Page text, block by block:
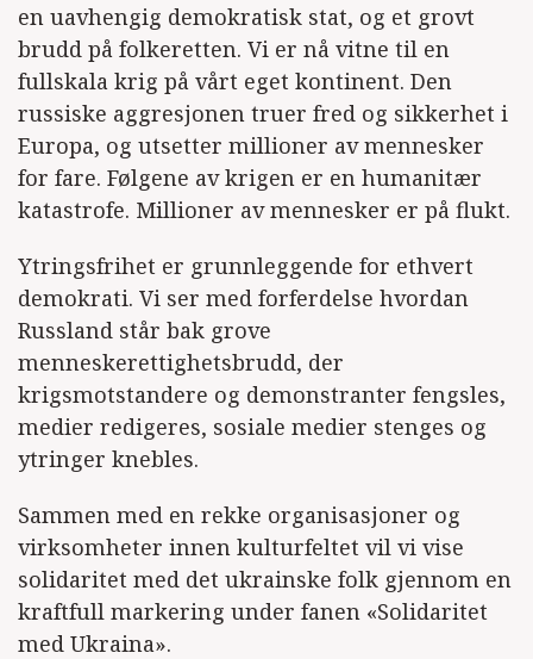
en uavhengig demokratisk stat, og et grovt
brudd på folkeretten. Vi er nå vitne til en
fullskala krig på vårt eget kontinent. Den
russiske aggresjonen truer fred og sikkerhet i
Europa, og utsetter millioner av mennesker
for fare. Følgene av krigen er en humanitær
katastrofe. Millioner av mennesker er på flukt.
Ytringsfrihet er grunnleggende for ethvert
demokrati. Vi ser med forferdelse hvordan
Russland står bak grove
menneskerettighetsbrudd, der
krigsmotstandere og demonstranter fengsles,
medier redigeres, sosiale medier stenges og
ytringer knebles.
Sammen med en rekke organisasjoner og
virksomheter innen kulturfeltet vil vi vise
solidaritet med det ukrainske folk gjennom en
kraftfull markering under fanen «Solidaritet
med Ukraina».